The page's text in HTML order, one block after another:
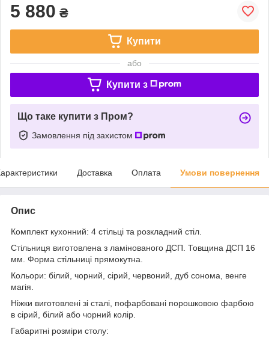
5 880 ₴
Купити
або
Купити з
Що таке купити з Пром?
Замовлення під захистом
Доставка Оплата Умови повернення
Опис
Комплект кухонний: 4 стільці та розкладний стіл.
Стільниця виготовлена з ламінованого ДСП. Товщина ДСП 16
мм. Форма стільниці прямокутна.
Кольори: білий, чорний, сірий, червоний, дуб сонома, венге
магія.
Ніжки виготовлені зі сталі, пофарбовані порошковою фарбою
в сірий, білий або чорний колір.
Габаритні розміри столу: